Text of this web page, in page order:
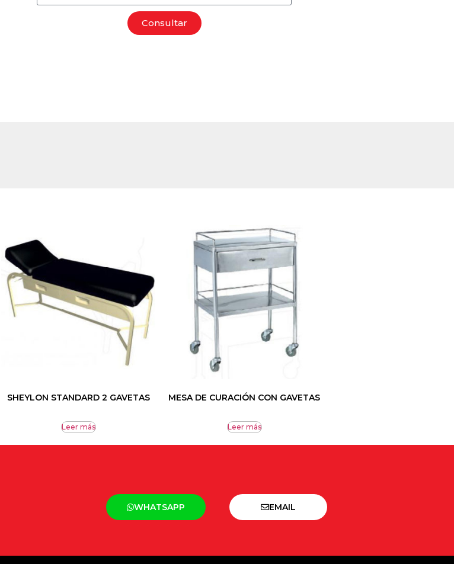
Consultar
SHEYLON STANDARD 2 GAVETAS
Leer más
MESA DE CURACIÓN CON GAVETAS
Leer más
WHATSAPP EMAIL